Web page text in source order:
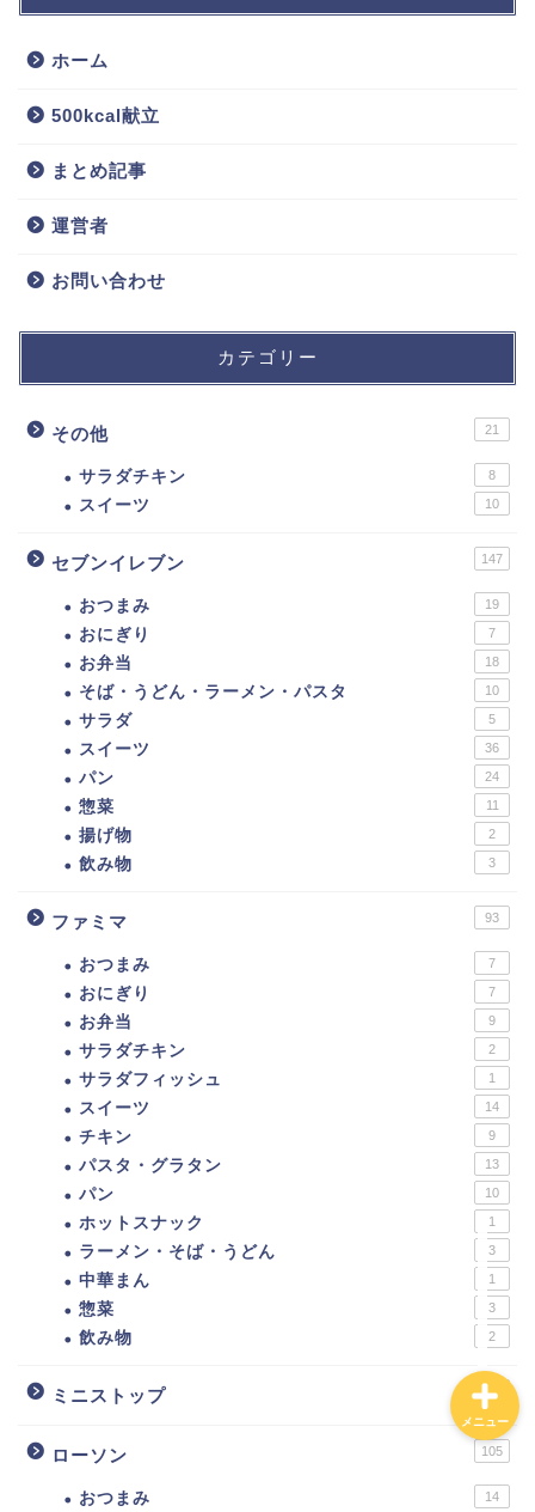
ホーム
500kcal献立
まとめ記事
運営者
お問い合わせ
カテゴリー
その他 21
サラダチキン 8
スイーツ 10
セブンイレブン 147
おつまみ 19
おにぎり 7
お弁当 18
そば・うどん・ラーメン・パスタ 10
サラダ 5
スイーツ 36
パン 24
惣菜 11
揚げ物 2
飲み物 3
ファミマ 93
おつまみ 7
おにぎり 7
お弁当 9
サラダチキン 2
サラダフィッシュ 1
スイーツ 14
チキン 9
パスタ・グラタン 13
パン 10
ホットスナック 1
ラーメン・そば・うどん 3
中華まん 1
惣菜 3
飲み物 2
ミニストップ 4
ローソン 105
おつまみ 14
メニュー
低カロリー商品まとめ。
ニ、スーパー、ドラック
ストア、通販の商品一覧